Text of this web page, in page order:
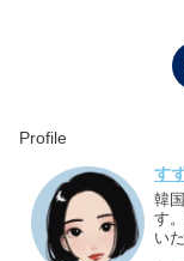
Profile
す
韓
す
い